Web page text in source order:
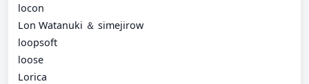
locon
Lon Watanuki ＆ simejirow
loopsoft
loose
Lorica